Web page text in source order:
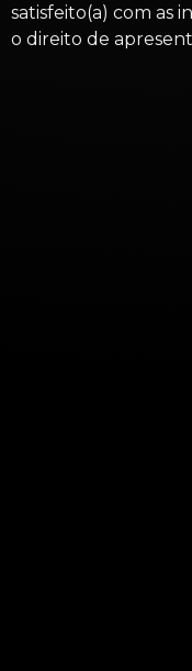
satisfeito(a) com as
o direito de